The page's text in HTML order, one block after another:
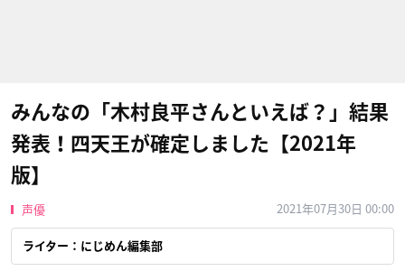
みんなの「木村良平さんといえば？」結果
発表！四天王が確定しました【2021年
版】
声優 2021年07月30日 00:00
ライター：にじめん編集部